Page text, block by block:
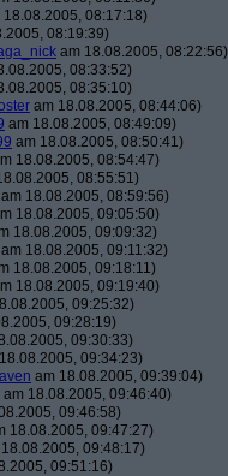
18.08.2005, 08:17:18)
08:19:39)
am 18.08.2005, 08:22:56)
08:33:52)
08:35:10)
am 18.08.2005, 08:44:06)
am 18.08.2005, 08:49:09)
am 18.08.2005, 08:50:41)
18.08.2005, 08:54:47)
08:55:51)
am 18.08.2005, 08:59:56)
18.08.2005, 09:05:50)
18.08.2005, 09:09:32)
am 18.08.2005, 09:11:32)
18.08.2005, 09:18:11)
18.08.2005, 09:19:40)
09:25:32)
09:28:19)
09:30:33)
09:34:23)
am 18.08.2005, 09:39:04)
am 18.08.2005, 09:46:40)
09:46:58)
18.08.2005, 09:47:27)
09:48:17)
09:51:16)